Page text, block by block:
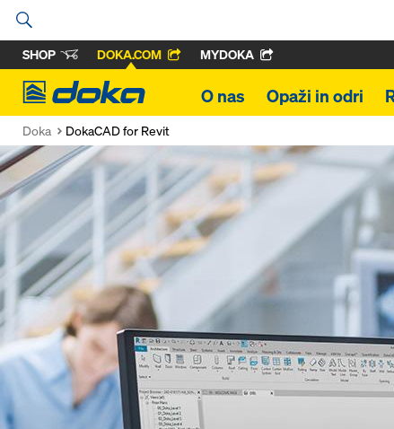
SHOP DOKA.COM MYDOKA
Doka
O nas Opaži in odri
Doka DokaCAD for Revit